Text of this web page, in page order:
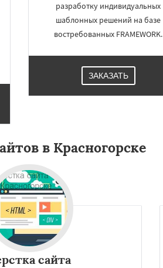
разработку индивидуальных
шаблонных решений на базе
востребованных FRAMEWORK.
ЗАКАЗАТЬ
в Красногорске
сайта